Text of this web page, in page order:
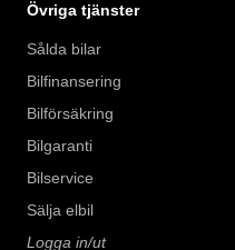
Övriga tjänster
Sålda bilar
Bilfinansering
Bilförsäkring
Bilgaranti
Bilservice
Sälja elbil
Logga in/ut